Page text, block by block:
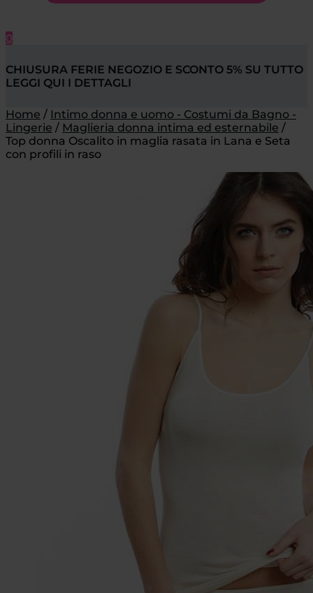
0
CHIUSURA FERIE NEGOZIO E SCONTO 5% SU TUTTO
LEGGI QUI I DETTAGLI
Home / Intimo donna e uomo - Costumi da Bagno -
Lingerie / Maglieria donna intima ed esternabile /
Top donna Oscalito in maglia rasata in Lana e Seta
con profili in raso